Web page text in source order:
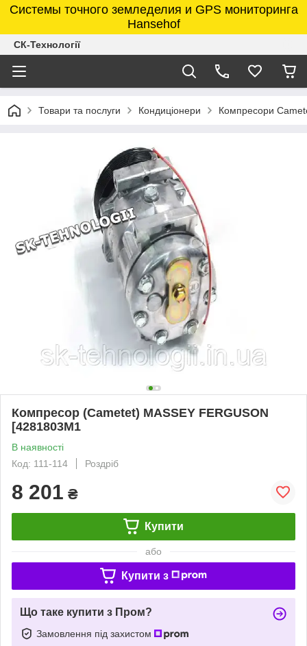
Системы точного земледелия и GPS мониторинга
Hansehof
СК-Технології
Товари та послуги Кондиціонери Компресори
Компресор (Cametet) MASSEY FERGUSON
[4281803M1
В наявності
Код: 111-114
Роздріб
8 201 ₴
Купити
або
Купити з
Що таке купити з Пром?
Замовлення під захистом